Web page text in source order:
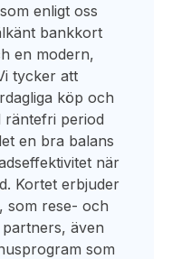
enligt oss
bankkort
en modern,
tycker att
köp och
räntefri period
en bra balans
när
Kortet erbjuder
som rese- och
även
som